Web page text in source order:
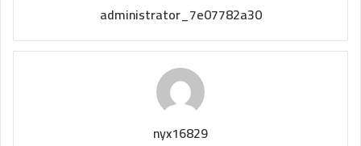
administrator_7e07782a30
nyx16829